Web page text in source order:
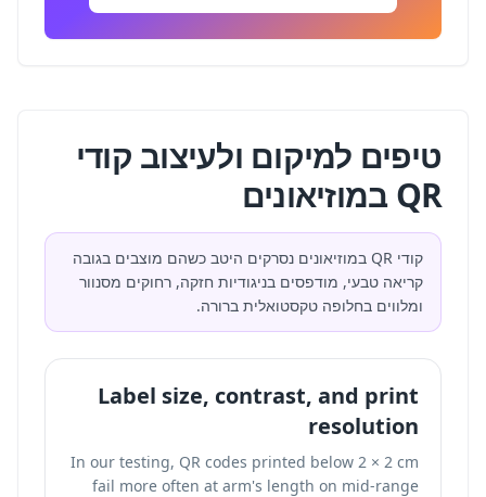
טיפים למיקום ולעיצוב קודי
QR במוזיאונים
קודי QR במוזיאונים נסרקים היטב כשהם מוצבים בגובה
קריאה טבעי, מודפסים בניגודיות חזקה, רחוקים מסנוור
ומלווים בחלופה טקסטואלית ברורה.
Label size, contrast, and print
resolution
In our testing, QR codes printed below 2 × 2 cm
fail more often at arm's length on mid-range